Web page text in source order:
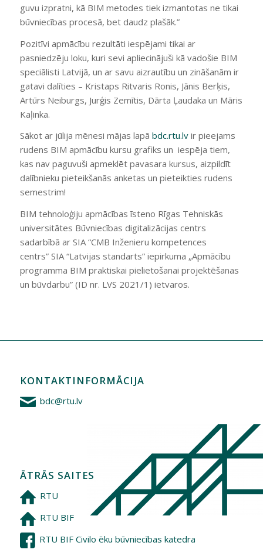
guvu izpratni, kā BIM metodes tiek izmantotas ne tikai
būvniecības procesā, bet daudz plašāk.”
Pozitīvi apmācību rezultāti iespējami tikai ar
pasniedzēju loku, kuri sevi apliecinājuši kā vadošie BIM
speciālisti Latvijā, un ar savu aizrautību un zināšanām ir
gatavi dalīties – Kristaps Ritvaris Ronis, Jānis Berķis,
Artūrs Neiburgs, Jurģis Zemītis, Dārta Ļaudaka un Māris
Kaļinka.
Sākot ar jūlija mēnesi mājas lapā bdc.rtu.lvir pieejams
rudens BIM apmācību kursu grafiks un iespēja tiem,
kas nav paguvuši apmeklēt pavasara kursus, aizpildīt
dalībnieku pieteikšanās anketas un pieteikties rudens
semestrim!
BIM tehnoloģiju apmācības īsteno Rīgas Tehniskās
universitātes Būvniecības digitalizācijas centrs
sadarbībā ar SIA “CMB Inženieru kompetences
centrs” SIA “Latvijas standarts” iepirkuma „Apmācību
programma BIM praktiskai pielietošanai projektēšanas
un būvdarbu” (ID nr. LVS 2021/1) ietvaros.
KONTAKTINFORMĀCIJA
bdc@rtu.lv
ĀTRĀS SAITES
RTU
RTU BIF
RTU BIF Civilo ēku būvniecības katedra